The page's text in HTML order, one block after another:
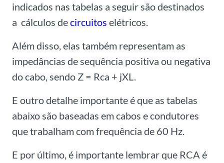
indicados nas tabelas a seguir são destinados
a cálculos decircuitos elétricos.
Além disso, elas também representam as
impedâncias de sequência positiva ou negativa
do cabo, sendo Z = Rca + jXL.
E outro detalhe importante é que as tabelas
abaixo são baseadas em cabos e condutores
que trabalham com frequência de 60 Hz.
E por último, é importante lembrar que RCA é